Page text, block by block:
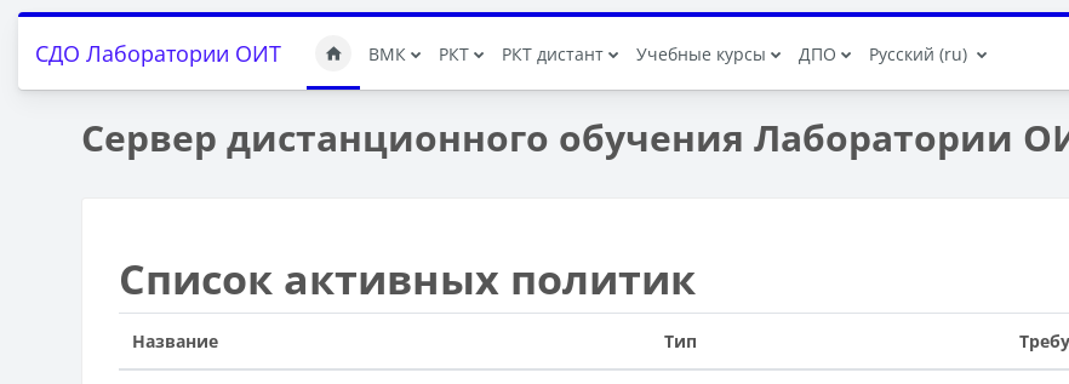
Перейти к основному содержанию
СДО Лаборатории ОИТ ВМК РКТ РКТ дистант Учебные курсы ДПО Русский ‎(ru)‎
Сервер дистанционного обучения Лаборатории
Список активных политик
Название Тип